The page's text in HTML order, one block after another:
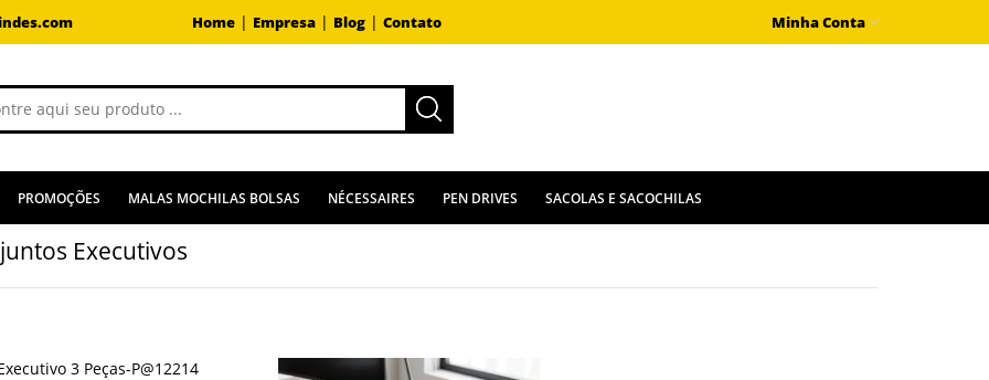
Home| Empresa| Blog| Contato Minha Conta
PROMOÇÕES MALAS MOCHILAS BOLSAS NÉCESSAIRES PEN DRIVES SACOLAS E SACOCHILAS
Executivos